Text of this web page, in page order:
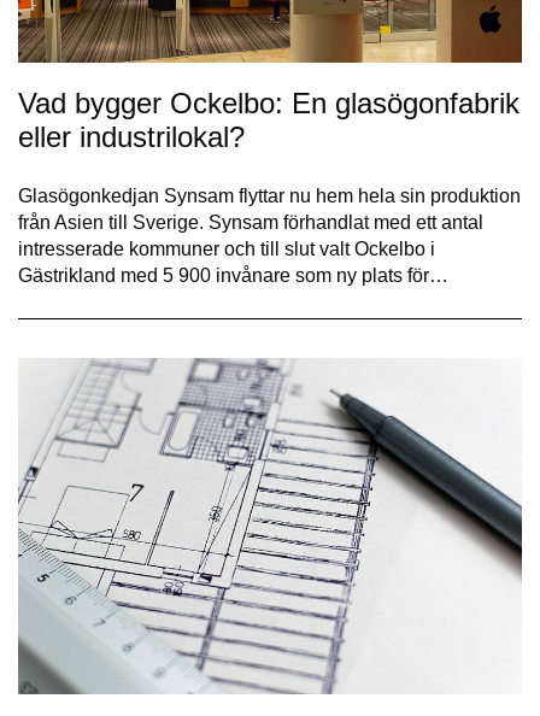
Vad bygger Ockelbo: En glasögonfabrik
eller industrilokal?
Glasögonkedjan Synsam flyttar nu hem hela sin produktion
från Asien till Sverige. Synsam förhandlat med ett antal
intresserade kommuner och till slut valt Ockelbo i
Gästrikland med 5 900 invånare som ny plats för…